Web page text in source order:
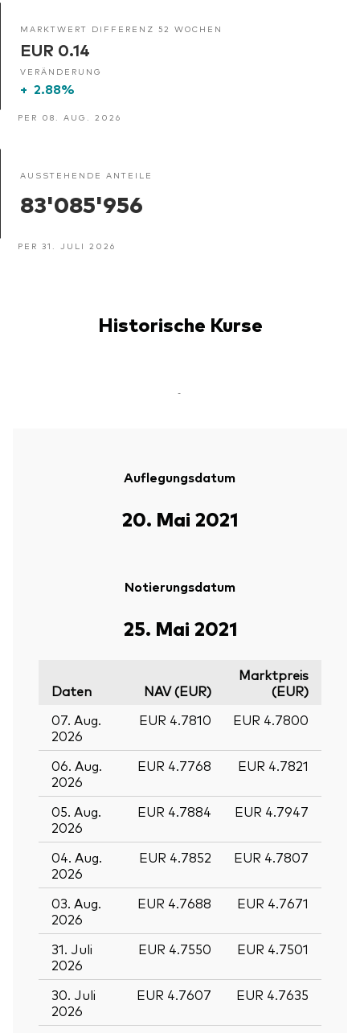
MARKTWERT DIFFERENZ 52 WOCHEN
EUR 0.14
VERÄNDERUNG
+ 2.88%
PER 08. AUG. 2026
AUSSTEHENDE ANTEILE
83'085'956
PER 31. JULI 2026
Historische Kurse
-
Auflegungsdatum
20. Mai 2021
Notierungsdatum
25. Mai 2021
Daten NAV (EUR)
Marktpreis
(EUR)
07. Aug.
2026
EUR 4.7810 EUR 4.7800
06. Aug.
2026
EUR 4.7768 EUR 4.7821
05. Aug.
2026
EUR 4.7884 EUR 4.7947
04. Aug.
2026
EUR 4.7852 EUR 4.7807
03. Aug.
2026
EUR 4.7688 EUR 4.7671
31. Juli
2026
EUR 4.7550 EUR 4.7501
30. Juli
2026
EUR 4.7607 EUR 4.7635